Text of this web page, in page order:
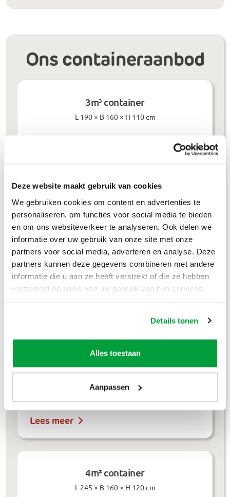
Deze website maakt gebruik van cookies
We gebruiken cookies om content en advertenties te
personaliseren, om functies voor social media te bieden
en om ons websiteverkeer te analyseren. Ook delen we
informatie over uw gebruik van onze site met onze
partners voor social media, adverteren en analyse. Deze
partners kunnen deze gegevens combineren met andere
informatie die u aan ze heeft verstrekt of die ze hebben
verzameld op basis van uw gebruik van hun services.
Details tonen
Alles toestaan
Aanpassen
Ons containeraanbod
3m³ container
L 190 × B 160 × H 110 cm
Prijzen inclusief btw
Bouwafval €304,-
Puinafval €179,-
Dakafval €694,-
Grondafval €364 ,-
Lees meer
4m³ container
L 245 × B 160 × H 120 cm